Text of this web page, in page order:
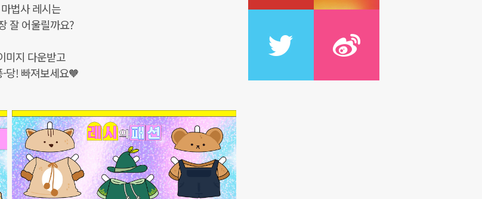
법사 레시는
잘 어울릴까요?
미지 다운받고
당! 빠져보세요🧡